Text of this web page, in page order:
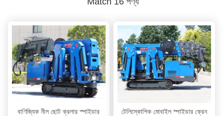
বাণিজ্যিক নীল ছোট ক্রলার স্পাইডার
টেলিস্কোপিক মোবাইল স্পাইডার ক্রেন